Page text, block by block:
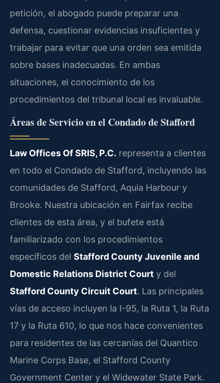
petición, el abogado puede preparar una
defensa, cuestionar evidencias insuficientes y
trabajar para evitar que una orden sea emitida
sobre bases inadecuadas. En ambas
situaciones, el conocimiento de los
procedimientos del tribunal local es invaluable.
Áreas de Servicio en el Condado de Stafford
Law Offices Of SRIS, P.C. representa a clientes
en todo el Condado de Stafford, incluyendo las
comunidades de Stafford, Aquia Harbour y
Brooke. Nuestra ubicación en Fairfax recibe
clientes de esta área, y el bufete está
familiarizado con los procedimientos
específicos del Stafford County Juvenile and
Domestic Relations District Court y del
Stafford County Circuit Court. Las principales
vías de acceso incluyen la I-95, la Ruta 1, la Ruta
17 y la Ruta 610, lo que nos hace convenientes
para residentes de las cercanías del Quantico
Marine Corps Base, el Stafford County
Government Center y el Widewater State Park.